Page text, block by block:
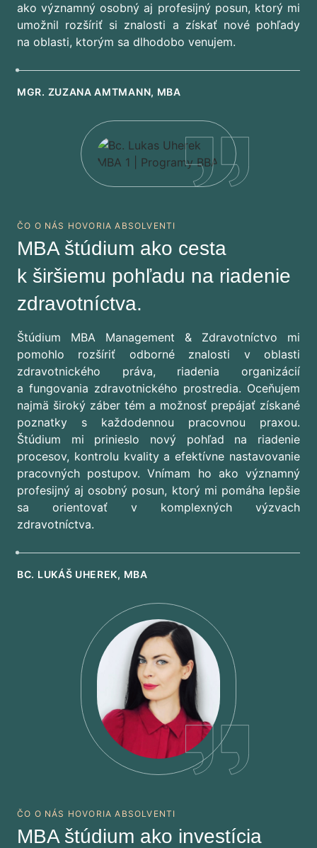
ako významný osobný aj profesijný posun, ktorý mi
umožnil rozšíriť si znalosti a získať nové pohľady
na oblasti, ktorým sa dlhodobo venujem.
MGR. ZUZANA AMTMANN, MBA
ČO O NÁS HOVORIA ABSOLVENTI
MBA štúdium ako cesta
k širšiemu pohľadu na riadenie
zdravotníctva.
Štúdium MBA Management & Zdravotníctvo mi
pomohlo rozšíriť odborné znalosti v oblasti
zdravotnického práva, riadenia organizácií
a fungovania zdravotnického prostredia. Oceňujem
najmä široký záber tém a možnosť prepájať získané
poznatky s každodennou pracovnou praxou.
Štúdium mi prinieslo nový pohľad na riadenie
procesov, kontrolu kvality a efektívne nastavovanie
pracovných postupov. Vnímam ho ako významný
profesijný aj osobný posun, ktorý mi pomáha lepšie
sa orientovať v komplexných výzvach
zdravotníctva.
BC. LUKÁŠ UHEREK, MBA
ČO O NÁS HOVORIA ABSOLVENTI
MBA štúdium ako investícia